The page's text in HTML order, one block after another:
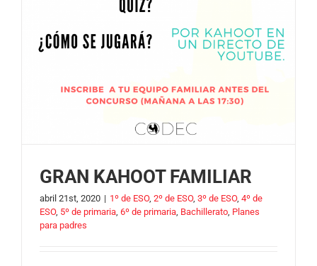
GRAN KAHOOT FAMILIAR
abril 21st, 2020 | 1º de ESO, 2º de ESO, 3º de ESO, 4º de
ESO, 5º de primaria 6º de primaria Bachillerato Planes
para padres